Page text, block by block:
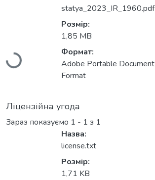
Вантажиться...
statya_2023_IR_1960.pdf
Розмір:
1,85 MB
Формат:
Adobe Portable Document
Format
Ліцензійна угода
Зараз показуємо 1 - 1 з 1
Назва:
license.txt
Розмір:
1,71 KB